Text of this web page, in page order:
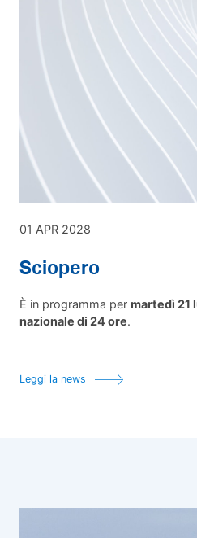
01 APR 2028
Sciopero
È in programma per martedì 21
nazionale di 24 ore.
Leggi la news